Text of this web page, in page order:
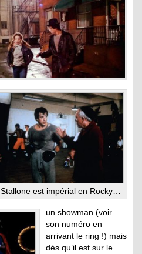
Stallone est impérial en Rocky…
un showman (voir
son numéro en
arrivant le ring !) mais
dès qu’il est sur le